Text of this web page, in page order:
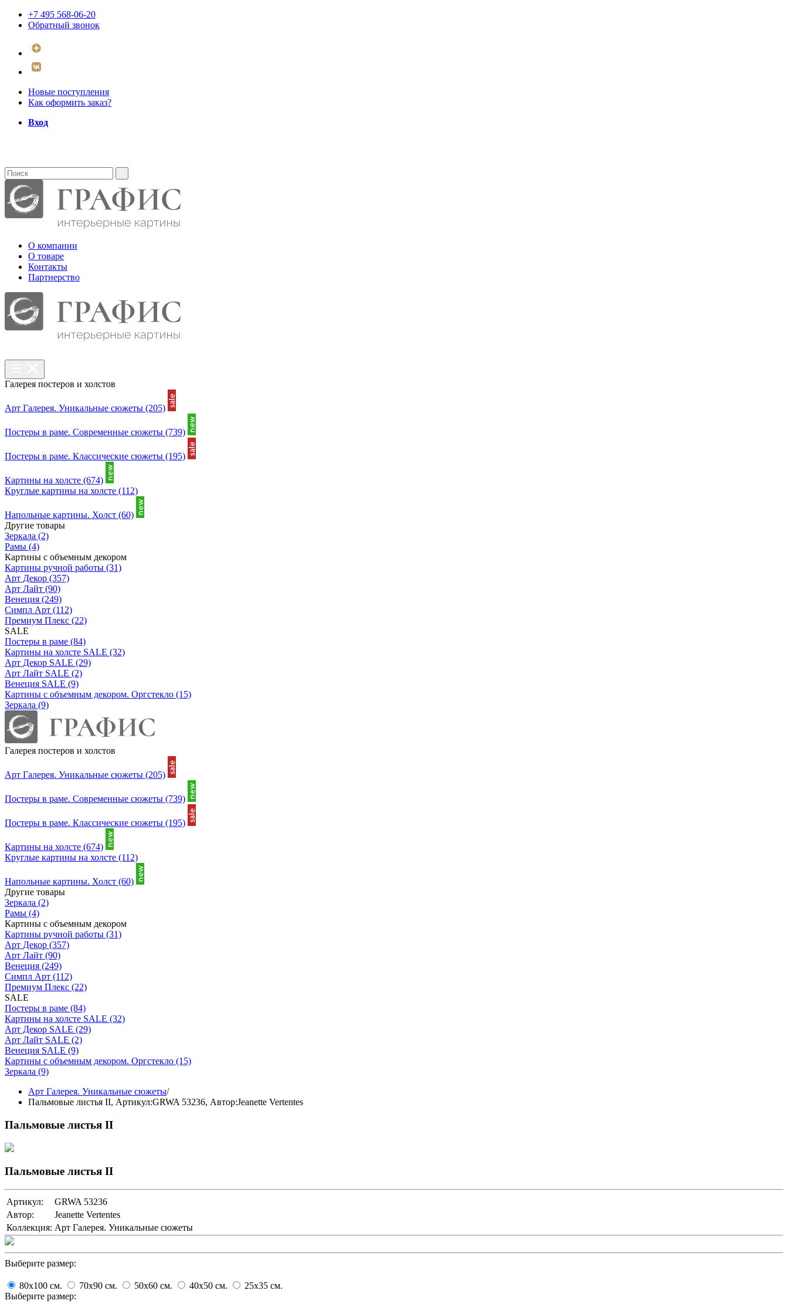
+7 495 568-06-20
Обратный звонок
Новые поступления
Как оформить заказ?
Вход
О компании
О товаре
Контакты
Партнерcтво
Галерея постеров и холстов
Арт Галерея. Уникальные сюжеты (205)
Постеры в раме. Современные сюжеты (739)
Постеры в раме. Классические сюжеты (195)
Картины на холсте (674)
Круглые картины на холсте (112)
Напольные картины. Холст (60)
Другие товары
Зеркала (2)
Рамы (4)
Картины с объемным декором
Картины ручной работы (31)
Арт Декор (357)
Арт Лайт (90)
Венеция (249)
Симпл Арт (112)
Премиум Плекс (22)
SALE
Постеры в раме (84)
Картины на холсте SALE (32)
Арт Декор SALE (29)
Арт Лайт SALE (2)
Венеция SALE (9)
Картины с объемным декором. Оргстекло (15)
Зеркала (9)
Галерея постеров и холстов
Арт Галерея. Уникальные сюжеты (205)
Постеры в раме. Современные сюжеты (739)
Постеры в раме. Классические сюжеты (195)
Картины на холсте (674)
Круглые картины на холсте (112)
Напольные картины. Холст (60)
Другие товары
Зеркала (2)
Рамы (4)
Картины с объемным декором
Картины ручной работы (31)
Арт Декор (357)
Арт Лайт (90)
Венеция (249)
Симпл Арт (112)
Премиум Плекс (22)
SALE
Постеры в раме (84)
Картины на холсте SALE (32)
Арт Декор SALE (29)
Арт Лайт SALE (2)
Венеция SALE (9)
Картины с объемным декором. Оргстекло (15)
Зеркала (9)
Арт Галерея. Уникальные сюжеты/
Пальмовые листья II, Артикул:GRWA 53236, Автор:Jeanette Vertentes
Пальмовые листья II
Пальмовые листья II
Артикул:
GRWA 53236
Автор:
Jeanette Vertentes
Коллекция: Арт Галерея. Уникальные сюжеты
Выберите размер:
80x100 cм. 70x90 cм. 50x60 cм. 40x50 cм. 25x35 cм.
Выберите размер: